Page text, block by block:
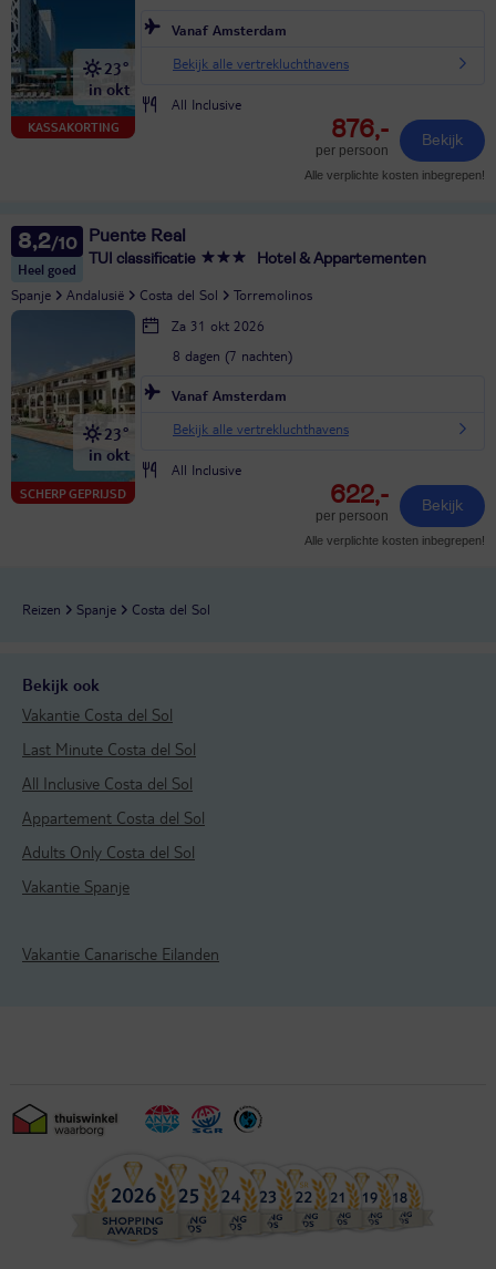
KASSAKORTING
23°
in okt
Vanaf Amsterdam
Bekijk alle vertrekluchthavens
All Inclusive
876,-
per persoon
Bekijk
Alle verplichte kosten inbegrepen!
8,2
Heel goed
Puente Real
TUI classificatie Hotel & Appartementen
Spanje Andalusië Costa del Sol Torremolinos
SCHERP GEPRIJSD
23°
in okt
Za 31 okt 2026
8 dagen (7 nachten)
Vanaf Amsterdam
Bekijk alle vertrekluchthavens
All Inclusive
622,-
per persoon
Bekijk
Alle verplichte kosten inbegrepen!
Reizen Spanje Costa del Sol
Bekijk ook
Vakantie Costa del Sol
Last Minute Costa del Sol
All Inclusive Costa del Sol
Appartement Costa del Sol
Adults Only Costa del Sol
Vakantie Spanje
Vakantie Canarische Eilanden